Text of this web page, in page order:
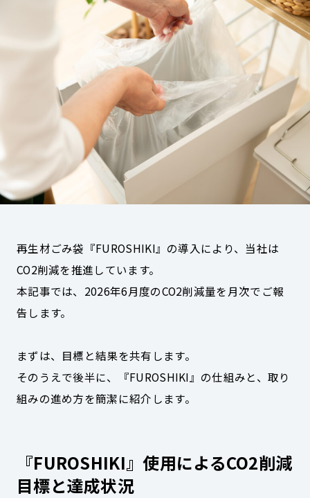
再生材ごみ袋『FUROSHIKI』の導入により、当社は
CO2削減を推進しています。
本記事では、2026年6月度のCO2削減量を月次でご報
告します。
まずは、目標と結果を共有します。
そのうえで後半に、『FUROSHIKI』の仕組みと、取り
組みの進め方を簡潔に紹介します。
『FUROSHIKI』使用によるCO2削減
目標と達成状況